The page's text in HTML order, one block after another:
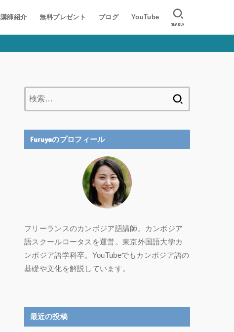
講師紹介 無料プレゼント ブログ YouTube
SEARCH
Furuyaのプロフィール
フリーランスのカンボジア語講師。カンボジア
語スクールロータスを運営。東京外国語大学カ
ンボジア語学科卒。YouTubeでもカンボジア語の
基礎や文化を解説しています。
最近の投稿